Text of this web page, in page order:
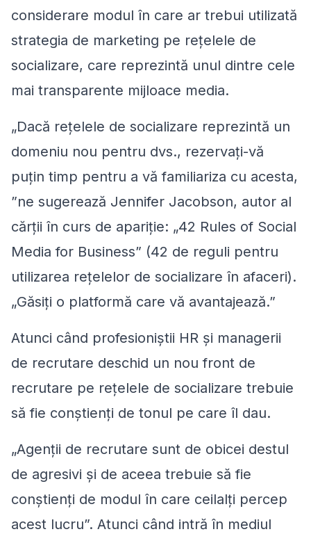
considerare modul în care ar trebui utilizată
strategia de marketing pe reţelele de
socializare, care reprezintă unul dintre cele
mai transparente mijloace media.
„Dacă reţelele de socializare reprezintă un
domeniu nou pentru dvs., rezervaţi-vă
puţin timp pentru a vă familiariza cu acesta,
”ne sugerează Jennifer Jacobson, autor al
cărţii în curs de apariţie: „42 Rules of Social
Media for Business” (42 de reguli pentru
utilizarea reţelelor de socializare în afaceri).
„Găsiţi o platformă care vă avantajează.”
Atunci când profesioniştii HR şi managerii
de recrutare deschid un nou front de
recrutare pe reţelele de socializare trebuie
să fie conştienţi de tonul pe care îl dau.
„Agenţii de recrutare sunt de obicei destul
de agresivi şi de aceea trebuie să fie
conştienţi de modul în care ceilalţi percep
acest lucru”. Atunci când intră în mediul